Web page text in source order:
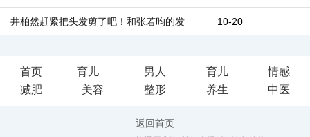
10-20
井柏然赶紧把头发剪了吧！和张若昀的发
首页 育儿 男人 育儿
情感
减肥
美容 整形 养生 中医
返回首页